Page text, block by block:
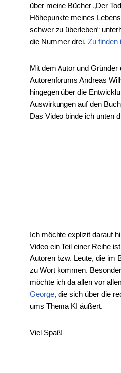
über meine Bücher „Der
Höhepunkte meines
schwer zu überleben“
die Nummer drei. Zu finden
Mit dem Autor und Gründer
Autorenforums Andreas
hingegen über die
Auswirkungen auf den
Das Video binde ich unten
Ich möchte explizit darauf
Video ein Teil einer Reihe
Autoren bzw. Leute, die im
zu Wort kommen.
möchte ich da allen vor
George, die sich über die
ums Thema KI äußert.
Viel Spaß!